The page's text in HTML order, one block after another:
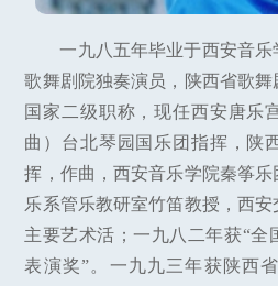
一九八五年毕业于西安音
歌舞剧院独奏演员，陕西省歌舞
国家二级职称，现任西安唐乐
曲）台北琴园国乐团指挥，陕
挥，作曲，西安音乐学院秦筝
乐系管乐教研室竹笛教授，西安
主要艺术活；一九八二年获“全
表演奖”。一九九三年获陕西